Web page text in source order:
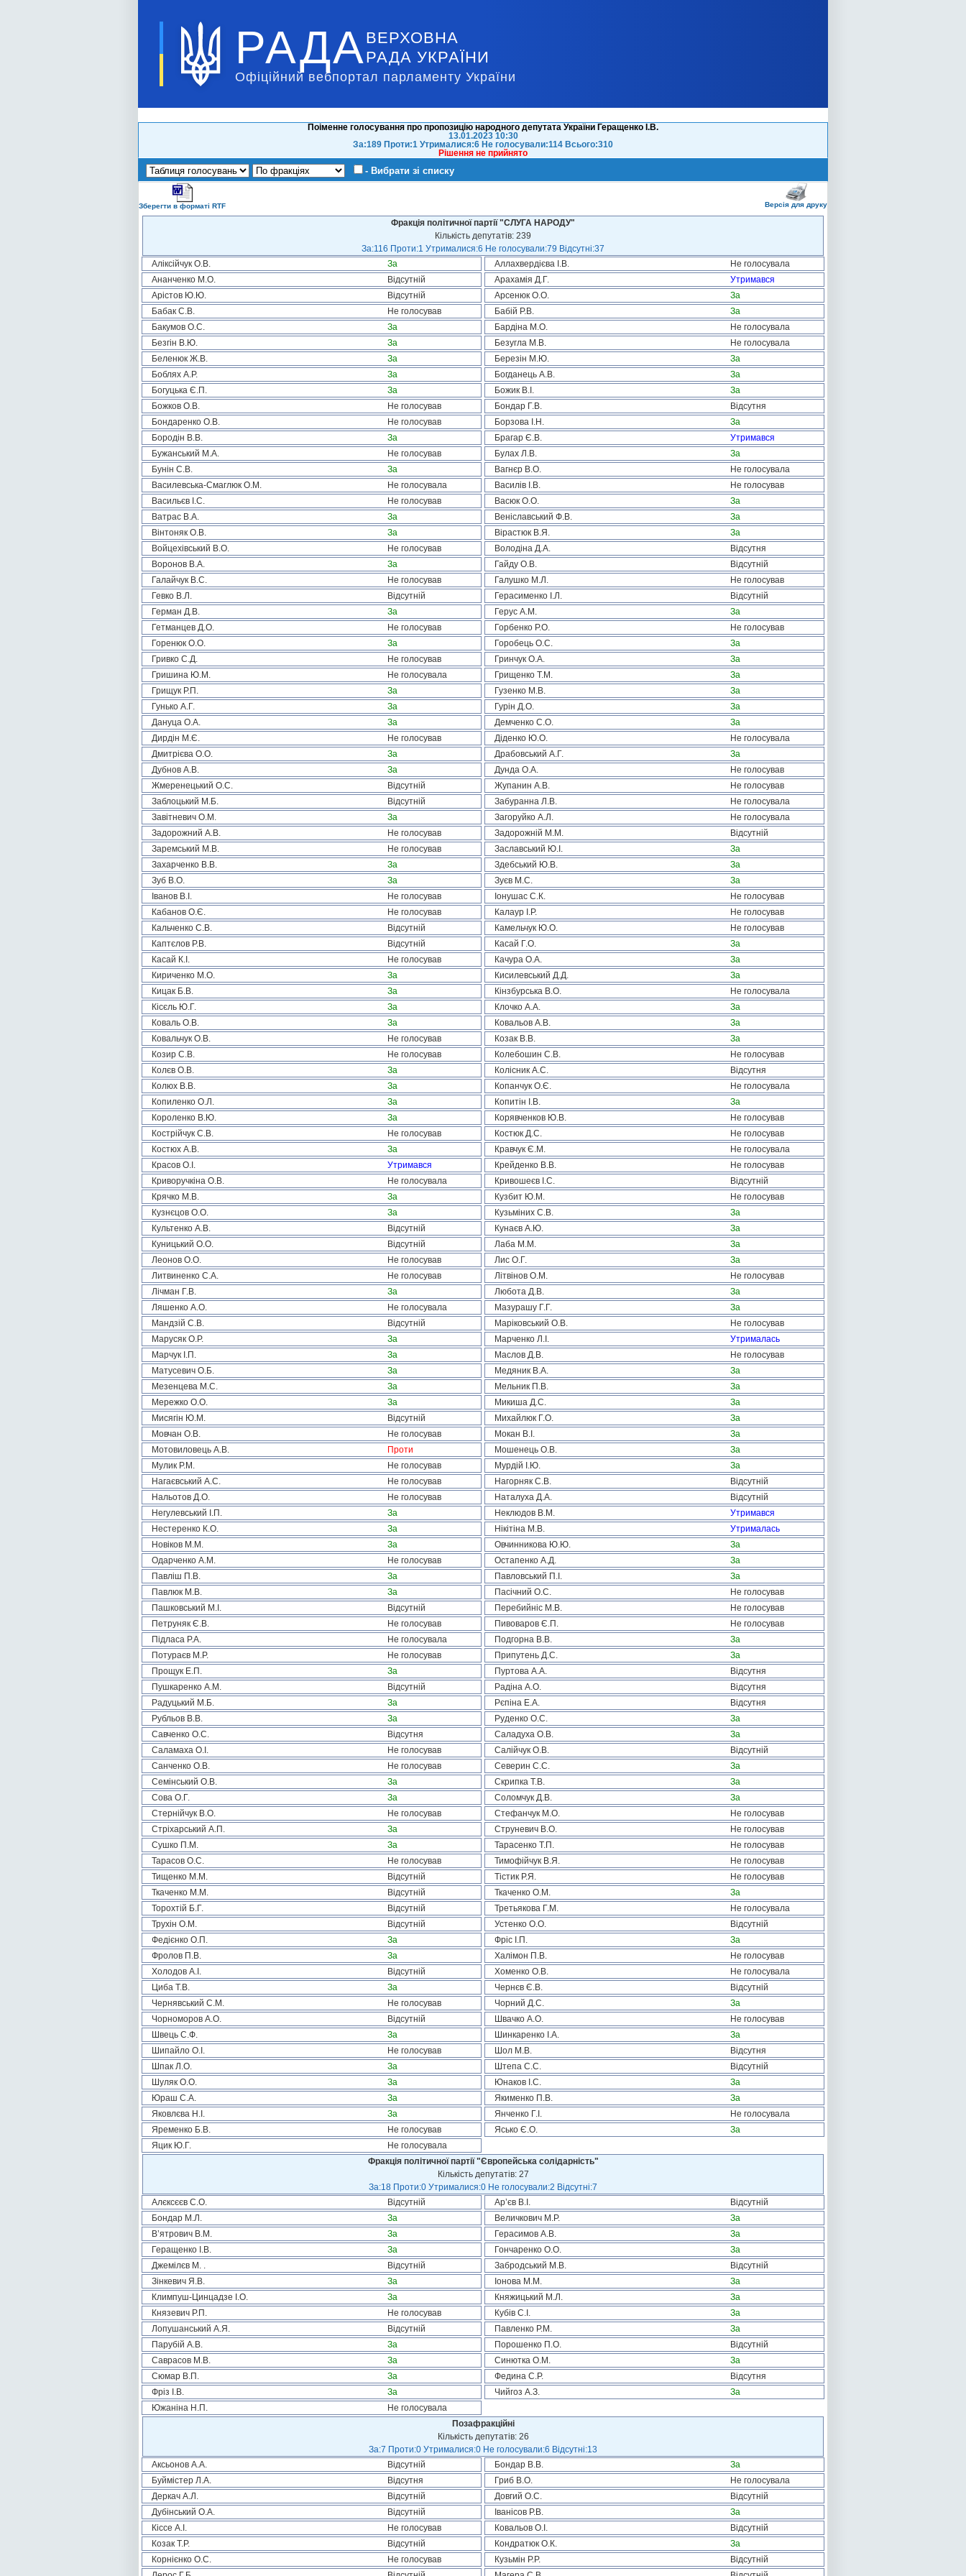
РАДА ВЕРХОВНА
РАДА УКРАЇНИ
Офіційний вебпортал парламенту України
Поіменне голосування про пропозицію народного депутата України Геращенко І.В.
13.01.2023 10:30
За:189 Проти:1 Утрималися:6 Не голосували:114 Всього:310
Рішення не прийнято
- Вибрати зі списку
Зберегти в форматі RTF Версія для друку
Фракція політичної партії "СЛУГА НАРОДУ"
Кількість депутатів: 239
За:116 Проти:1 Утрималися:6 Не голосували:79 Відсутні:37
Аліксійчук О.В.
За Аллахвердієва І.В.
Не голосувала
Ананченко М.О.
Відсутній Арахамія Д.Г.
Утримався
Арістов Ю.Ю.
Відсутній Арсенюк О.О.
За
Бабак С.В.
Не голосував Бабій Р.В.
За
Бакумов О.С.
За Бардіна М.О.
Не голосувала
Безгін В.Ю.
За Безугла М.В.
Не голосувала
Беленюк Ж.В.
За Березін М.Ю.
За
Боблях А.Р.
За Богданець А.В.
За
Богуцька Є.П.
За Божик В.І.
За
Божков О.В.
Не голосував Бондар Г.В.
Відсутня
Бондаренко О.В.
Не голосував Борзова І.Н.
За
Бородін В.В.
За Брагар Є.В.
Утримався
Бужанський М.А.
Не голосував Булах Л.В.
За
Бунін С.В.
За Вагнєр В.О.
Не голосувала
Василевська-Смаглюк О.М.
Не голосувала Василів І.В.
Не голосував
Васильєв І.С.
Не голосував Васюк О.О.
За
Ватрас В.А.
За Веніславський Ф.В.
За
Вінтоняк О.В.
За Вірастюк В.Я.
За
Войцехівський В.О.
Не голосував Володіна Д.А.
Відсутня
Воронов В.А.
За Гайду О.В.
Відсутній
Галайчук В.С.
Не голосував Галушко М.Л.
Не голосував
Гевко В.Л.
Відсутній Герасименко І.Л.
Відсутній
Герман Д.В.
За Герус А.М.
За
Гетманцев Д.О.
Не голосував Горбенко Р.О.
Не голосував
Горенюк О.О.
За Горобець О.С.
За
Гривко С.Д.
Не голосував Гринчук О.А.
За
Гришина Ю.М.
Не голосувала Грищенко Т.М.
За
Грищук Р.П.
За Гузенко М.В.
За
Гунько А.Г.
За Гурін Д.О.
За
Дануца О.А.
За Демченко С.О.
За
Дирдін М.Є.
Не голосував Діденко Ю.О.
Не голосувала
Дмитрієва О.О.
За Драбовський А.Г.
За
Дубнов А.В.
За Дунда О.А.
Не голосував
Жмеренецький О.С.
Відсутній Жупанин А.В.
Не голосував
Заблоцький М.Б.
Відсутній Забуранна Л.В.
Не голосувала
Завітневич О.М.
За Загоруйко А.Л.
Не голосувала
Задорожний А.В.
Не голосував Задорожній М.М.
Відсутній
Заремський М.В.
Не голосував Заславський Ю.І.
За
Захарченко В.В.
За Здебський Ю.В.
За
Зуб В.О.
За Зуєв М.С.
За
Іванов В.І.
Не голосував Іонушас С.К.
Не голосував
Кабанов О.Є.
Не голосував Калаур І.Р.
Не голосував
Кальченко С.В.
Відсутній Камельчук Ю.О.
Не голосував
Каптєлов Р.В.
Відсутній Касай Г.О.
За
Касай К.І.
Не голосував Качура О.А.
За
Кириченко М.О.
За Кисилевський Д.Д.
За
Кицак Б.В.
За Кінзбурська В.О.
Не голосувала
Кісєль Ю.Г.
За Клочко А.А.
За
Коваль О.В.
За Ковальов А.В.
За
Ковальчук О.В.
Не голосував Козак В.В.
За
Козир С.В.
Не голосував Колебошин С.В.
Не голосував
Колєв О.В.
За Колісник А.С.
Відсутня
Колюх В.В.
За Копанчук О.Є.
Не голосувала
Копиленко О.Л.
За Копитін І.В.
За
Короленко В.Ю.
За Корявченков Ю.В.
Не голосував
Кострійчук С.В.
Не голосував Костюк Д.С.
Не голосував
Костюх А.В.
За Кравчук Є.М.
Не голосувала
Красов О.І.
Утримався Крейденко В.В.
Не голосував
Криворучкіна О.В.
Не голосувала Кривошеєв І.С.
Відсутній
Крячко М.В.
За Кузбит Ю.М.
Не голосував
Кузнєцов О.О.
За Кузьміних С.В.
За
Культенко А.В.
Відсутній Кунаєв А.Ю.
За
Куницький О.О.
Відсутній Лаба М.М.
За
Леонов О.О.
Не голосував Лис О.Г.
За
Литвиненко С.А.
Не голосував Літвінов О.М.
Не голосував
Лічман Г.В.
За Любота Д.В.
За
Ляшенко А.О.
Не голосувала Мазурашу Г.Г.
За
Мандзій С.В.
Відсутній Маріковський О.В.
Не голосував
Марусяк О.Р.
За Марченко Л.І.
Утрималась
Марчук І.П.
За Маслов Д.В.
Не голосував
Матусевич О.Б.
За Медяник В.А.
За
Мезенцева М.С.
За Мельник П.В.
За
Мережко О.О.
За Микиша Д.С.
За
Мисягін Ю.М.
Відсутній Михайлюк Г.О.
За
Мовчан О.В.
Не голосував Мокан В.І.
За
Мотовиловець А.В.
Проти Мошенець О.В.
За
Мулик Р.М.
Не голосував Мурдій І.Ю.
За
Нагаєвський А.С.
Не голосував Нагорняк С.В.
Відсутній
Нальотов Д.О.
Не голосував Наталуха Д.А.
Відсутній
Негулевський І.П.
За Неклюдов В.М.
Утримався
Нестеренко К.О.
За Нікітіна М.В.
Утрималась
Новіков М.М.
За Овчинникова Ю.Ю.
За
Одарченко А.М.
Не голосував Остапенко А.Д.
За
Павліш П.В.
За Павловський П.І.
За
Павлюк М.В.
За Пасічний О.С.
Не голосував
Пашковський М.І.
Відсутній Перебийніс М.В.
Не голосував
Петруняк Є.В.
Не голосував Пивоваров Є.П.
Не голосував
Підласа Р.А.
Не голосувала Подгорна В.В.
За
Потураєв М.Р.
Не голосував Припутень Д.С.
За
Прощук Е.П.
За Пуртова А.А.
Відсутня
Пушкаренко А.М.
Відсутній Радіна А.О.
Відсутня
Радуцький М.Б.
За Рєпіна Е.А.
Відсутня
Рубльов В.В.
За Руденко О.С.
За
Савченко О.С.
Відсутня Саладуха О.В.
За
Саламаха О.І.
Не голосував Салійчук О.В.
Відсутній
Санченко О.В.
Не голосував Северин С.С.
За
Семінський О.В.
За Скрипка Т.В.
За
Сова О.Г.
За Соломчук Д.В.
За
Стернійчук В.О.
Не голосував Стефанчук М.О.
Не голосував
Стріхарський А.П.
За Струневич В.О.
Не голосував
Сушко П.М.
За Тарасенко Т.П.
Не голосував
Тарасов О.С.
Не голосував Тимофійчук В.Я.
Не голосував
Тищенко М.М.
Відсутній Тістик Р.Я.
Не голосував
Ткаченко М.М.
Відсутній Ткаченко О.М.
За
Торохтій Б.Г.
Відсутній Третьякова Г.М.
Не голосувала
Трухін О.М.
Відсутній Устенко О.О.
Відсутній
Федієнко О.П.
За Фріс І.П.
За
Фролов П.В.
За Халімон П.В.
Не голосував
Холодов А.І.
Відсутній Хоменко О.В.
Не голосувала
Циба Т.В.
За Чернєв Є.В.
Відсутній
Чернявський С.М.
Не голосував Чорний Д.С.
За
Чорноморов А.О.
Відсутній Швачко А.О.
Не голосував
Швець С.Ф.
За Шинкаренко І.А.
За
Шипайло О.І.
Не голосував Шол М.В.
Відсутня
Шпак Л.О.
За Штепа С.С.
Відсутній
Шуляк О.О.
За Юнаков І.С.
За
Юраш С.А.
За Якименко П.В.
За
Яковлєва Н.І.
За Янченко Г.І.
Не голосувала
Яременко Б.В.
Не голосував Ясько Є.О.
За
Яцик Ю.Г.
Не голосувала
Фракція політичної партії "Європейська солідарність"
Кількість депутатів: 27
За:18 Проти:0 Утрималися:0 Не голосували:2 Відсутні:7
Алєксєєв С.О.
Відсутній Ар’єв В.І.
Відсутній
Бондар М.Л.
За Величкович М.Р.
За
В’ятрович В.М.
За Герасимов А.В.
За
Геращенко І.В.
За Гончаренко О.О.
За
Джемілєв М. .
Відсутній Забродський М.В.
Відсутній
Зінкевич Я.В.
За Іонова М.М.
За
Климпуш-Цинцадзе І.О.
За Княжицький М.Л.
За
Князевич Р.П.
Не голосував Кубів С.І.
За
Лопушанський А.Я.
Відсутній Павленко Р.М.
За
Парубій А.В.
За Порошенко П.О.
Відсутній
Саврасов М.В.
За Синютка О.М.
За
Сюмар В.П.
За Федина С.Р.
Відсутня
Фріз І.В.
За Чийгоз А.З.
За
Южаніна Н.П.
Не голосувала
Позафракційні
Кількість депутатів: 26
За:7 Проти:0 Утрималися:0 Не голосували:6 Відсутні:13
Аксьонов А.А.
Відсутній Бондар В.В.
За
Буймістер Л.А.
Відсутня Гриб В.О.
Не голосувала
Деркач А.Л.
Відсутній Довгий О.С.
Відсутній
Дубінський О.А.
Відсутній Іванісов Р.В.
За
Кіссе А.І.
Не голосував Ковальов О.І.
Відсутній
Козак Т.Р.
Відсутній Кондратюк О.К.
За
Корнієнко О.С.
Не голосував Кузьмін Р.Р.
Відсутній